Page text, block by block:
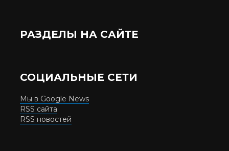
РАЗДЕЛЫ НА САЙТЕ
СОЦИАЛЬНЫЕ СЕТИ
Мы в Google News
RSS сайта
RSS новостей